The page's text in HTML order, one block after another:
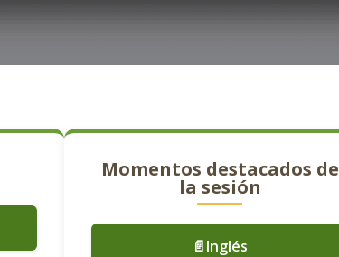
Momentos destacados de
la sesión
📄Inglés